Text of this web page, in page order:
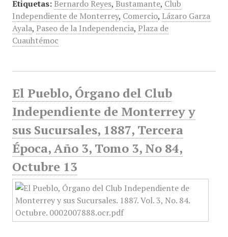
Etiquetas: Bernardo Reyes, Bustamante, Club
Independiente de Monterrey, Comercio, Lázaro Garza
Ayala, Paseo de la Independencia, Plaza de
Cuauhtémoc
El Pueblo, Órgano del Club
Independiente de Monterrey y
sus Sucursales, 1887, Tercera
Época, Año 3, Tomo 3, No 84,
Octubre 13